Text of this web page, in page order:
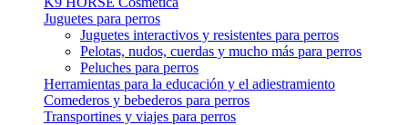
Juguetes para perros
Juguetes interactivos y resistentes para perros
Pelotas, nudos, cuerdas y mucho más para perros
Peluches para perros
Herramientas para la educación y el adiestramiento
Comederos y bebederos para perros
Transportines y viajes para perros